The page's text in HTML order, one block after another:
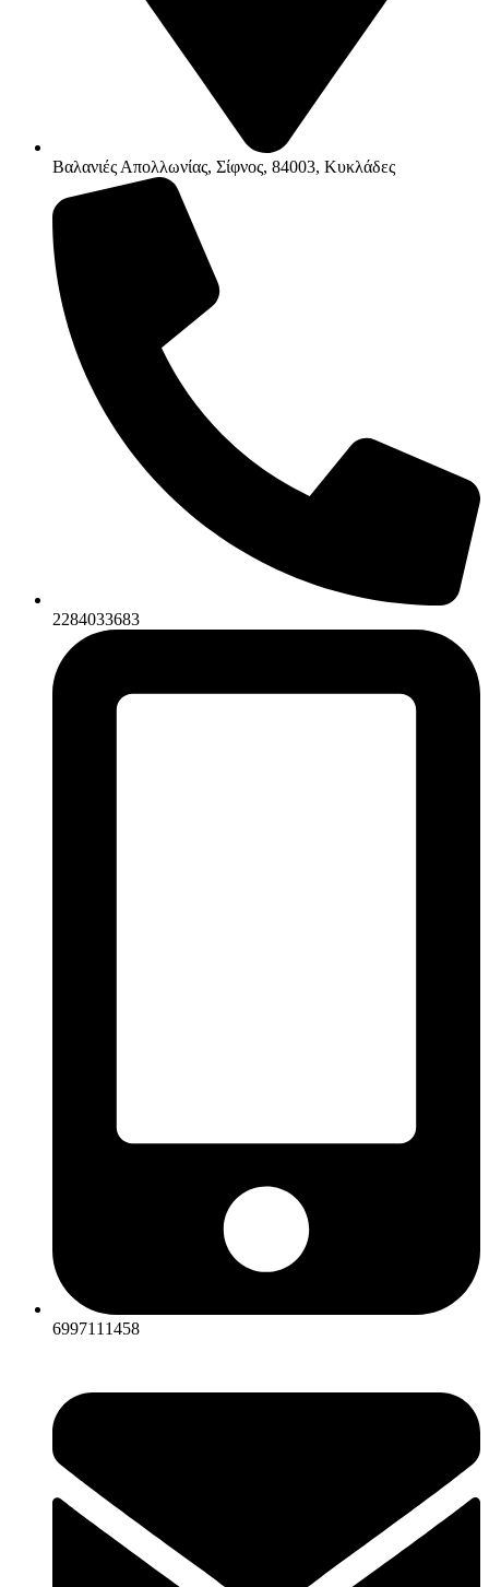
Βαλανιές Απολλωνίας, Σίφνος, 84003, Κυκλάδες
2284033683
6997111458